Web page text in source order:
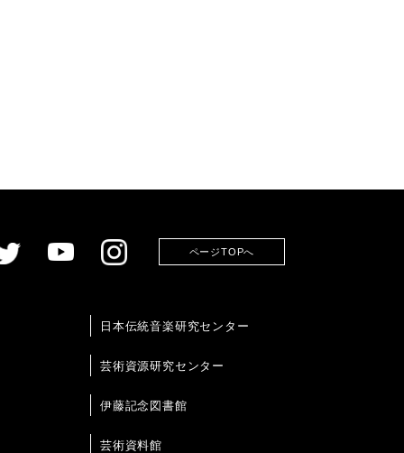
ページTOPへ
日本伝統音楽研究センター
芸術資源研究センター
伊藤記念図書館
芸術資料館